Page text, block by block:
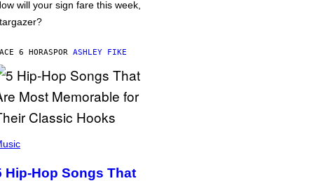
will your sign fare this week,
6 HORASPOR ASHLEY FIKE
Hip-Hop Songs That